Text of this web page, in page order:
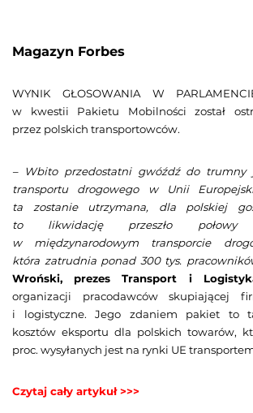
Magazyn Forbes
WYNIK GŁOSOWANIA W
w kwestii Pakietu Mobilności został
przez polskich transportowców.
– Wbito przedostatni gwóźdź do trumny
transportu drogowego w Unii
ta zostanie utrzymana, dla polskiej
to likwidację przeszło
w międzynarodowym transporcie
która zatrudnia ponad 300 tys.
Wroński, prezes Transport i
organizacji pracodawców skupiającej
i logistyczne. Jego zdaniem pakiet to
kosztów eksportu dla polskich towarów,
proc. wysyłanych jest na rynki UE
Czytaj cały artykuł >>>